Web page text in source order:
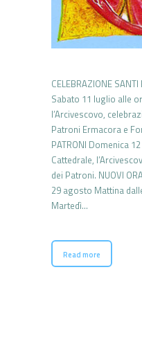
CELEBRAZIONE
Sabato 11 luglio alle
l’Arcivescovo,
Patroni Ermacora e
PATRONI Domenica
Cattedrale,
dei Patroni. NUOVI
29 agosto Mattina
Martedì…
Read more